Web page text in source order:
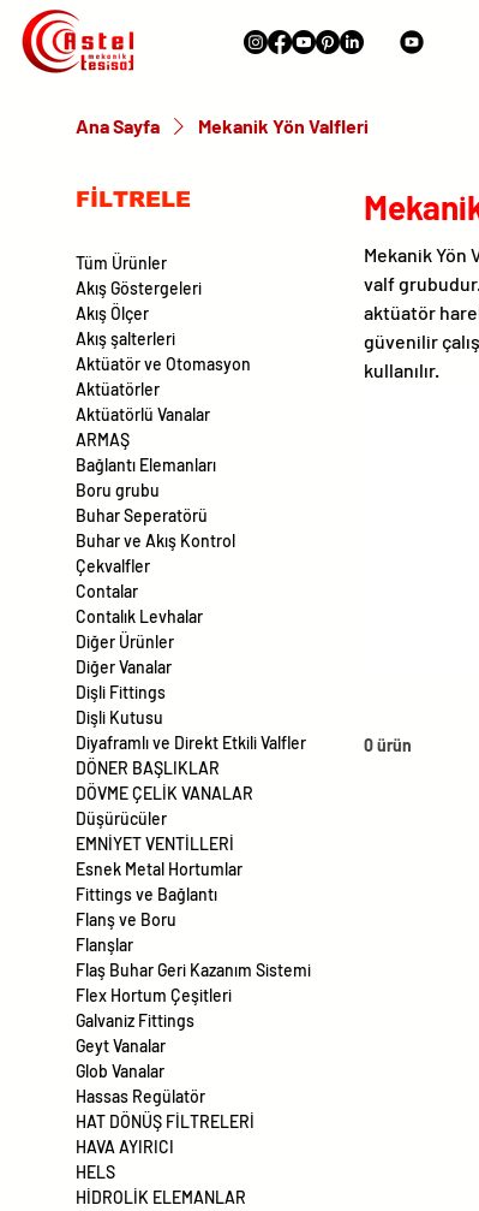
Ana Sayfa Mekanik Yön Valfleri
FİLTRELE
Tüm Ürünler
Akış Göstergeleri
Akış Ölçer
Akış şalterleri
Aktüatör ve Otomasyon
Aktüatörler
Aktüatörlü Vanalar
ARMAŞ
Bağlantı Elemanları
Boru grubu
Buhar Seperatörü
Buhar ve Akış Kontrol
Çekvalfler
Contalar
Contalık Levhalar
Diğer Ürünler
Diğer Vanalar
Dişli Fittings
Dişli Kutusu
Diyaframlı ve Direkt Etkili Valfler
DÖNER BAŞLIKLAR
DÖVME ÇELİK VANALAR
Düşürücüler
EMNİYET VENTİLLERİ
Esnek Metal Hortumlar
Fittings ve Bağlantı
Flanş ve Boru
Flanşlar
Flaş Buhar Geri Kazanım Sistemi
Flex Hortum Çeşitleri
Galvaniz Fittings
Geyt Vanalar
Glob Vanalar
Hassas Regülatör
HAT DÖNÜŞ FİLTRELERİ
HAVA AYIRICI
HELS
HİDROLİK ELEMANLAR
Mekanik
valf
aktüatör
güvenilir
kullanılır.
0 ürün